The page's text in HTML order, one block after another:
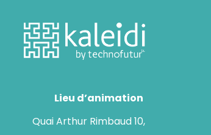
Lieu d’animation
Quai Arthur Rimbaud 10,